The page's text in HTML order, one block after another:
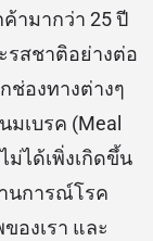
ามากว่า 25 ปี
สชาติอย่างต่อ
ช่องทางต่างๆ
เบรค (Meal
ม่ได้เพิ่งเกิดขึ้น
นการณ์โรค
องเรา และ